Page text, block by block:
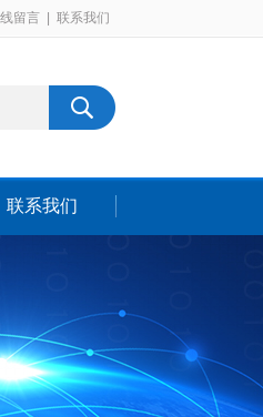
留言 联系我们
联系我们